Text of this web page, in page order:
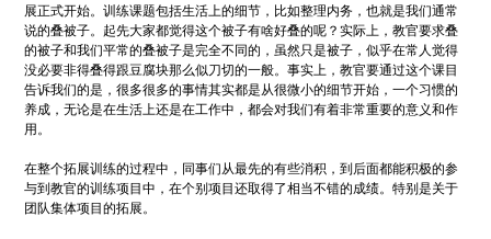
展正式开始。训练课题包括生活上的细节，比如整理内务，也就是我们通常
说的叠被子。起先大家都觉得这个被子有啥好叠的呢？实际上，教官要求叠
的被子和我们平常的叠被子是完全不同的，虽然只是被子，似乎在常人觉得
没必要非得叠得跟豆腐块那么似刀切的一般。事实上，教官要通过这个课目
告诉我们的是，很多很多的事情其实都是从很微小的细节开始，一个习惯的
养成，无论是在生活上还是在工作中，都会对我们有着非常重要的意义和作
用。
在整个拓展训练的过程中，同事们从最先的有些消积，到后面都能积极的参
与到教官的训练项目中，在个别项目还取得了相当不错的成绩。特别是关于
团队集体项目的拓展。